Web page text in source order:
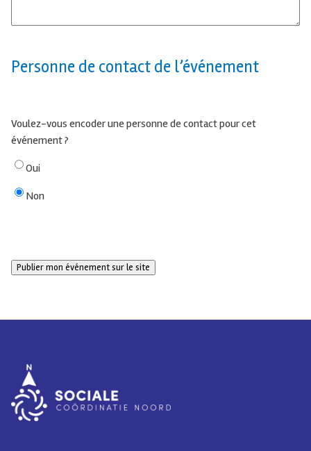
Personne de contact de l’événement
Voulez-vous encoder une personne de contact pour cet
événement ?
Oui
Non